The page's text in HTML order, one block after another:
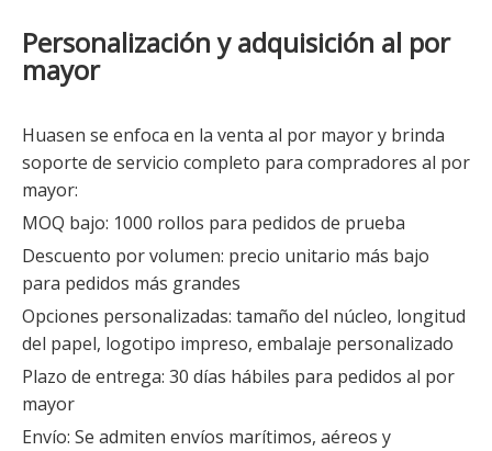
Personalización y adquisición al por
mayor
Huasen se enfoca en la venta al por mayor y brinda
soporte de servicio completo para compradores al por
mayor:
MOQ bajo: 1000 rollos para pedidos de prueba
Descuento por volumen: precio unitario más bajo
para pedidos más grandes
Opciones personalizadas: tamaño del núcleo, longitud
del papel, logotipo impreso, embalaje personalizado
Plazo de entrega: 30 días hábiles para pedidos al por
mayor
Envío: Se admiten envíos marítimos, aéreos y